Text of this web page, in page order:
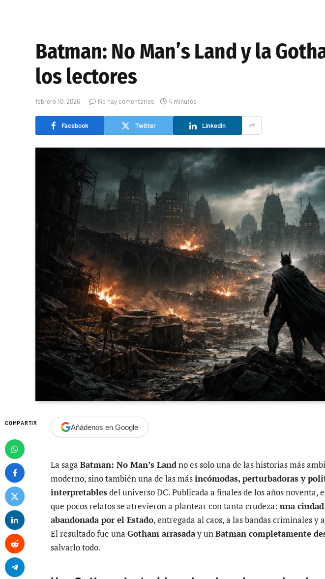
Batman: No Man’s Land y la
los lectores
febrero 10, 2026 No hay comentarios 4 minutos
Facebook Twitter LinkedIn
COMPARTIR Añádenos en Google
La saga Batman: No Man’s Landno es solo una de las historias más
moderno, sino también una de las másincómodas, perturbadoras y
interpretablesdel universo DC. Publicada a finales de los años noventa,
que pocos relatos se atrevieron a plantear con tanta crudeza: una
abandonada por el Estado, entregada al caos, a las bandas criminales y
El resultado fue una Gotham arrasaday unBatman completamente
salvarlo todo.